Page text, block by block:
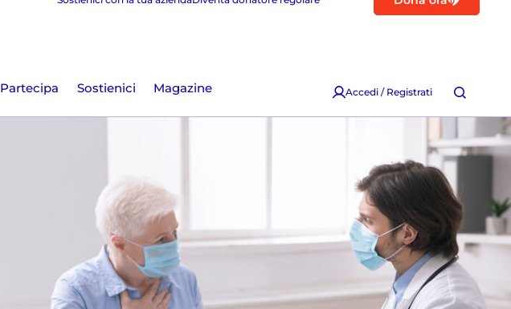
Partecipa Sostienici Magazine Accedi / Registrati